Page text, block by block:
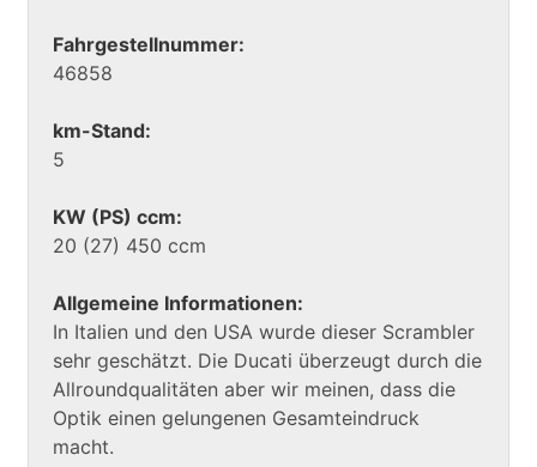
Fahrgestellnummer:
46858
km-Stand:
5
KW (PS) ccm:
20 (27) 450 ccm
Allgemeine Informationen:
In Italien und den USA wurde dieser Scrambler
sehr geschätzt. Die Ducati überzeugt durch die
Allroundqualitäten aber wir meinen, dass die
Optik einen gelungenen Gesamteindruck
macht.